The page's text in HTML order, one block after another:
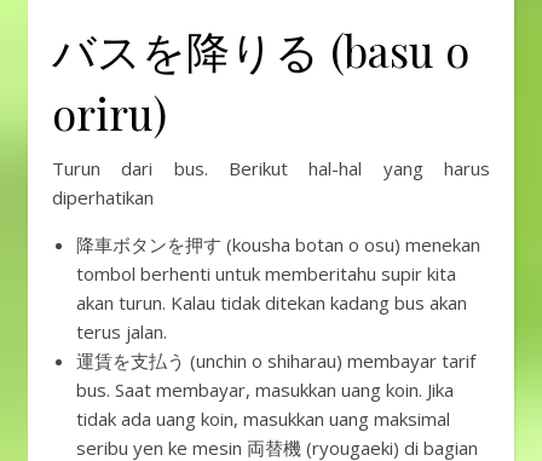
バスを降りる (basu o
oriru)
Turun dari bus. Berikut hal-hal yang harus
diperhatikan
降車ボタンを押す (kousha botan o osu) menekan
tombol berhenti untuk memberitahu supir kita
akan turun. Kalau tidak ditekan kadang bus akan
terus jalan.
運賃を支払う (unchin o shiharau) membayar tarif
bus. Saat membayar, masukkan uang koin. Jika
tidak ada uang koin, masukkan uang maksimal
seribu yen ke mesin 両替機 (ryougaeki) di bagian